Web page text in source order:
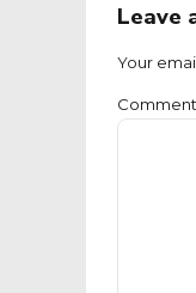
Leave
Your
Comment